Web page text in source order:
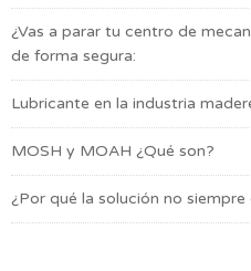
¿Vas a parar tu centro de
de forma segura:
Lubricante en la industria
MOSH y MOAH ¿Qué son?
¿Por qué la solución no